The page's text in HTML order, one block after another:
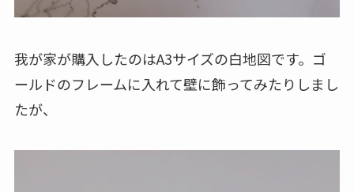
我が家が購入したのはA3サイズの白地図です。ゴ
ールドのフレームに入れて壁に飾ってみたりしまし
たが、